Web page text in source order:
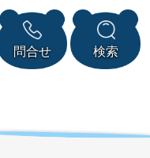
問合せ 検索